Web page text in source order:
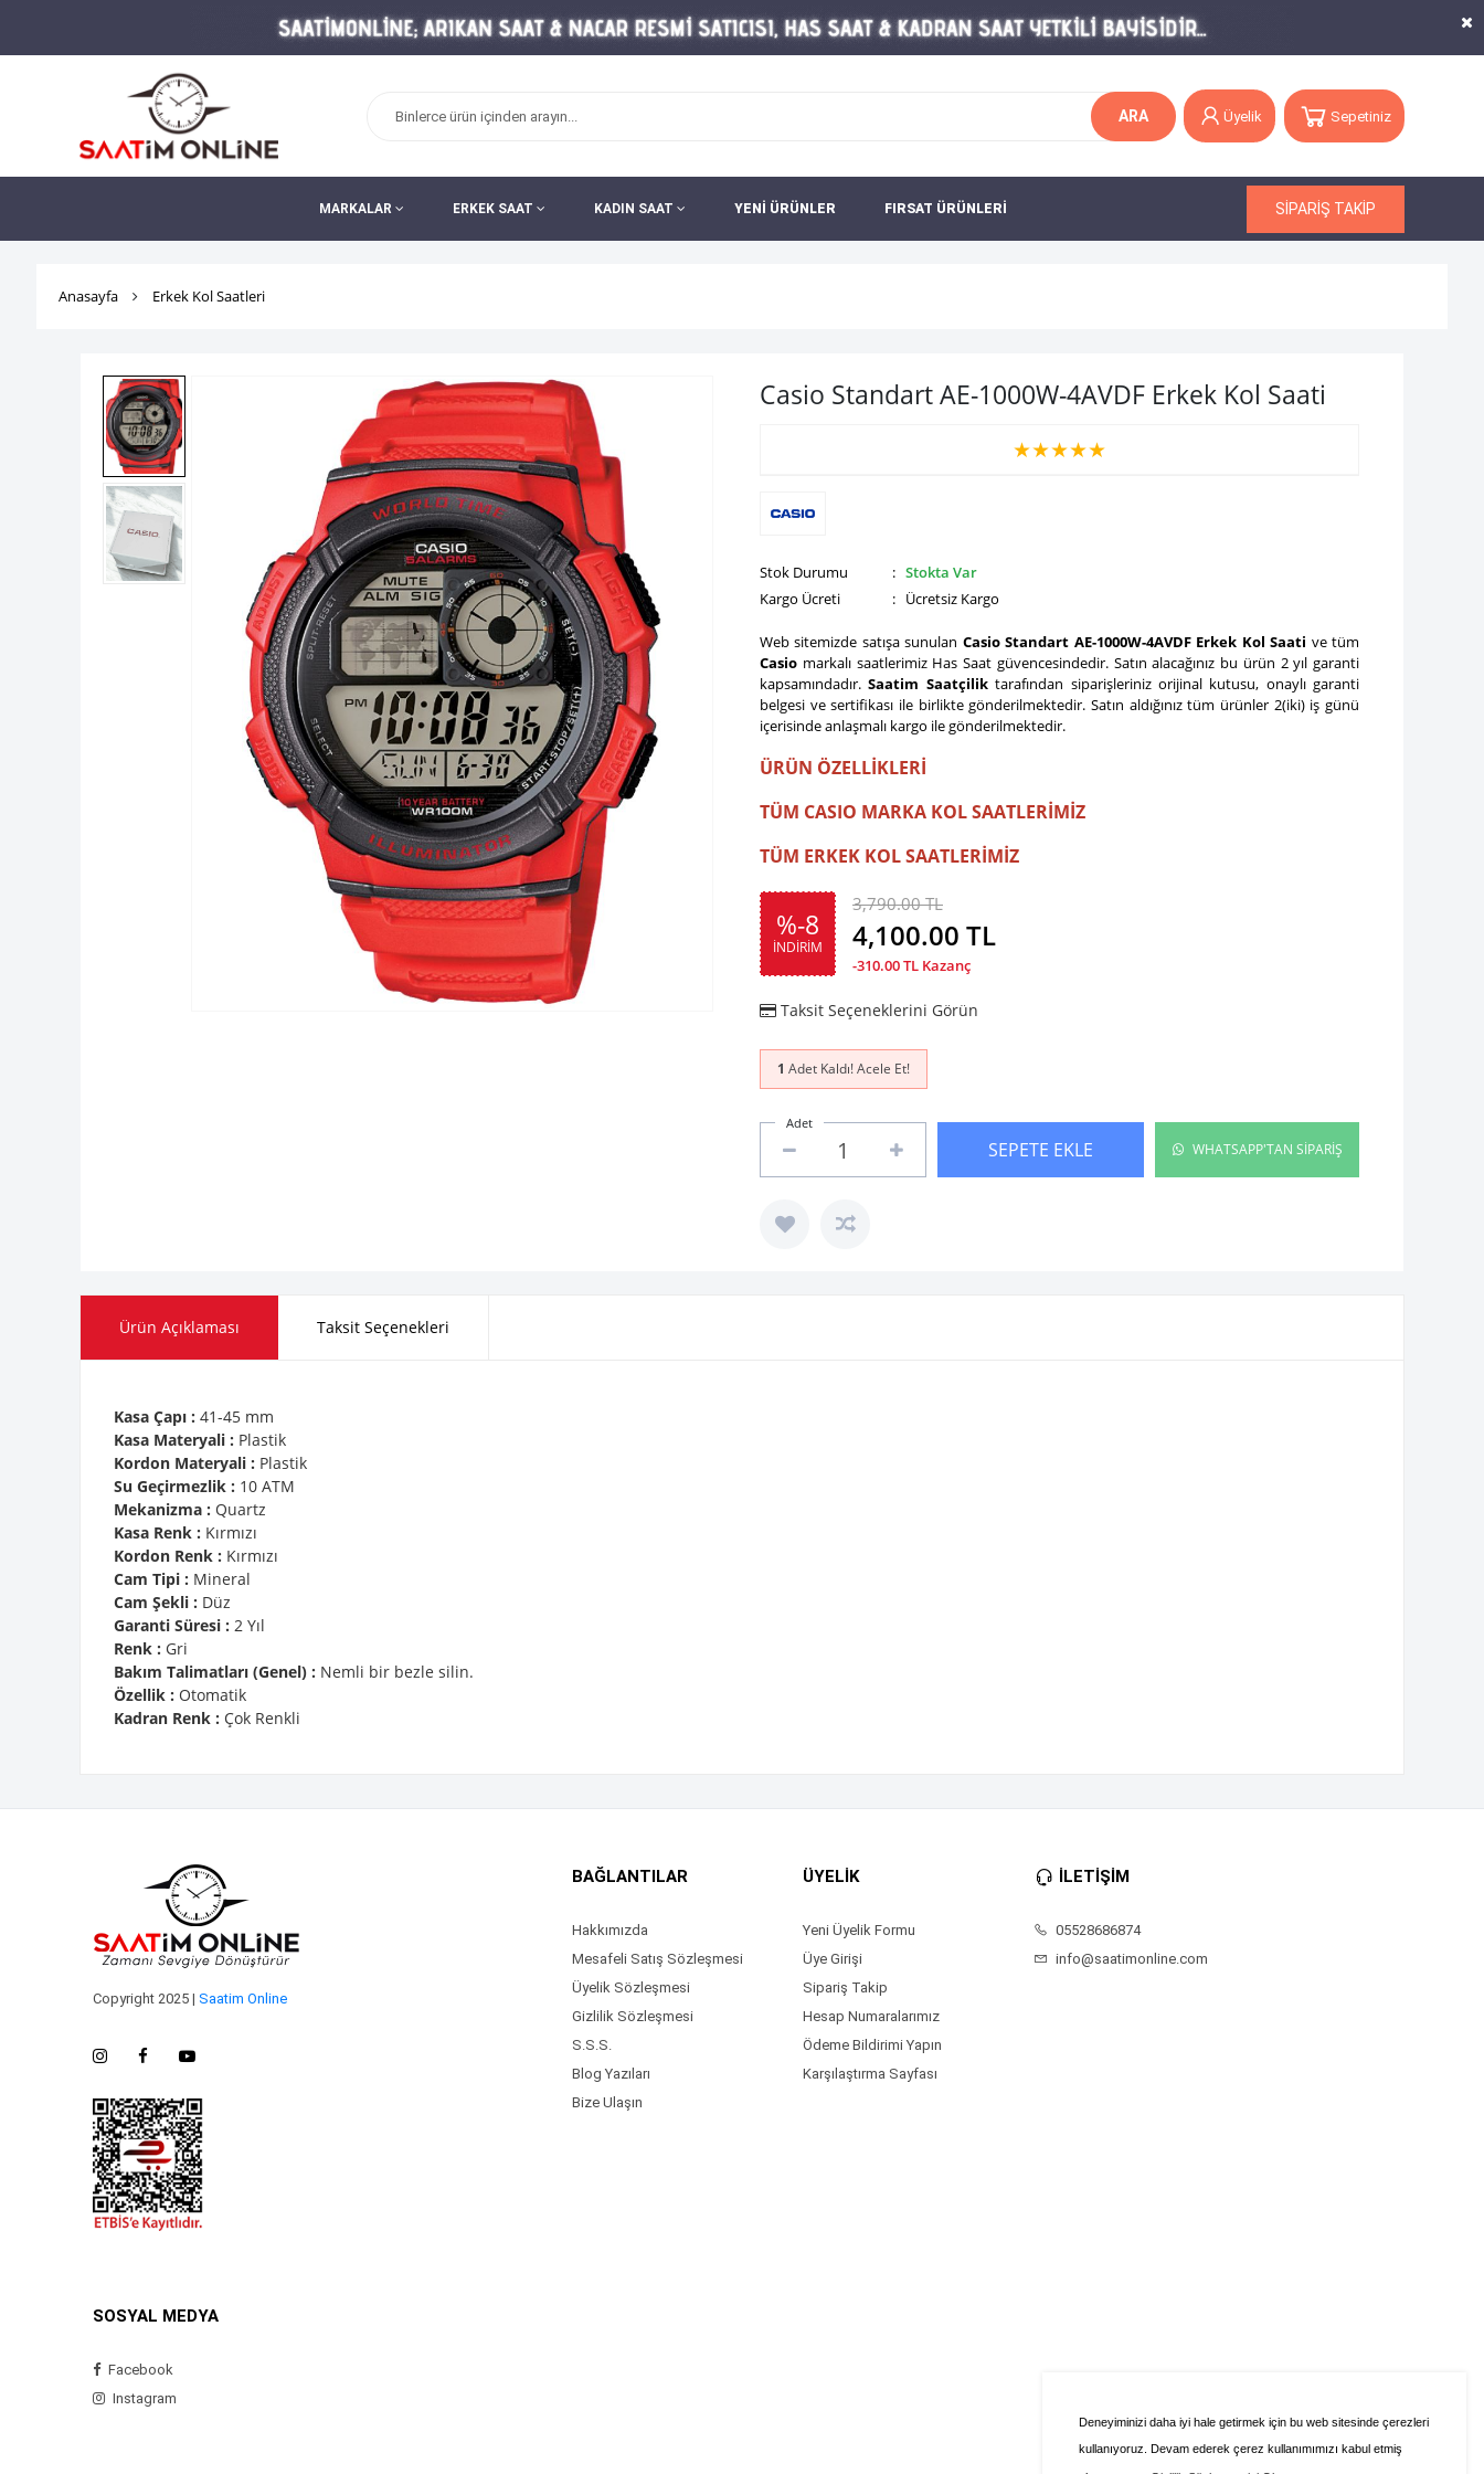
Deneyiminizi daha iyi hale getirmek için bu web sitesinde çerezleri
kullanıyoruz. Devam ederek çerez kullanımımızı kabul etmiş
ARA Üyelik Sepetiniz
MARKALAR ERKEK SAAT KADIN SAAT YENİ ÜRÜNLER FIRSAT ÜRÜNLERİ SİPARİŞ TAKİP
Anasayfa Erkek Kol Saatleri
Casio Standart AE-1000W-4AVDF Erkek Kol Saati
★★★★★
Stok Durumu : Stokta Var
Kargo Ücreti
: Ücretsiz Kargo
Web sitemizde satışa sunulan Casio Standart AE-1000W-4AVDF Erkek Kol Saati ve tüm
Casio markalı saatlerimiz Has Saat güvencesindedir. Satın alacağınız bu ürün 2 yıl garanti
kapsamındadır.Saatim Saatçiliktarafından siparişleriniz orijinal kutusu, onaylı garanti
belgesi ve sertifikası ile birlikte gönderilmektedir. Satın aldığınız tüm ürünler 2(iki) iş günü
içerisinde anlaşmalı kargo ile gönderilmektedir.
ÜRÜN ÖZELLİKLERİ
TÜM CASIO MARKA KOL SAATLERİMİZ
TÜM ERKEK KOL SAATLERİMİZ
%-8
İNDİRİM
3,790.00 TL
4,100.00 TL
-310.00TL Kazanç
Taksit Seçeneklerini Görün
1 Adet Kaldı! Acele Et!
Adet
SEPETE EKLE WHATSAPP'TAN SİPARİŞ
Ürün Açıklaması Taksit Seçenekleri
Kasa Çapı : 41-45 mm
Kasa Materyali : Plastik
Kordon Materyali : Plastik
Su Geçirmezlik : 10 ATM
Mekanizma : Quartz
Kasa Renk : Kırmızı
Kordon Renk : Kırmızı
Cam Tipi : Mineral
Cam Şekli : Düz
Garanti Süresi : 2 Yıl
Renk : Gri
Bakım Talimatları (Genel) : Nemli bir bezle silin.
Özellik : Otomatik
Kadran Renk : Çok Renkli
Copyright 2025 | Saatim Online
BAĞLANTILAR
Hakkımızda
Mesafeli Satış Sözleşmesi
Üyelik Sözleşmesi
Gizlilik Sözleşmesi
S.S.S.
Blog Yazıları
Bize Ulaşın
ÜYELİK
Yeni Üyelik Formu
Üye Girişi
Sipariş Takip
Hesap Numaralarımız
Ödeme Bildirimi Yapın
Karşılaştırma Sayfası
İLETİŞİM
05528686874
info@saatimonline.com
SOSYAL MEDYA
Facebook
Instagram